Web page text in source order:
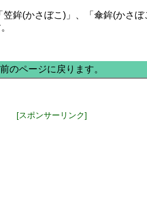
鉾(かさぼこ)」、「傘鉾(かさぼ
前のページに戻ります。
[スポンサーリンク]